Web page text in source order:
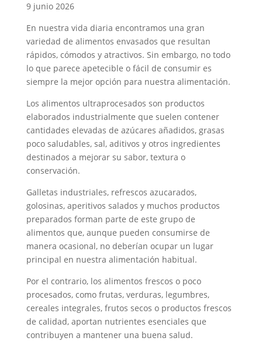
9 junio 2026
En nuestra vida diaria encontramos una gran
variedad de alimentos envasados que resultan
rápidos, cómodos y atractivos. Sin embargo, no todo
lo que parece apetecible o fácil de consumir es
siempre la mejor opción para nuestra alimentación.
Los alimentos ultraprocesados son productos
elaborados industrialmente que suelen contener
cantidades elevadas de azúcares añadidos, grasas
poco saludables, sal, aditivos y otros ingredientes
destinados a mejorar su sabor, textura o
conservación.
Galletas industriales, refrescos azucarados,
golosinas, aperitivos salados y muchos productos
preparados forman parte de este grupo de
alimentos que, aunque pueden consumirse de
manera ocasional, no deberían ocupar un lugar
principal en nuestra alimentación habitual.
Por el contrario, los alimentos frescos o poco
procesados, como frutas, verduras, legumbres,
cereales integrales, frutos secos o productos frescos
de calidad, aportan nutrientes esenciales que
contribuyen a mantener una buena salud.